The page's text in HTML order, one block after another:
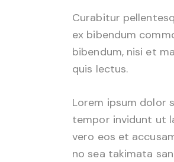
Curabitur
ex bibendum
bibendum, nisi et
quis lectus.
Lorem ipsum dolor
tempor invidunt ut
vero eos et
no sea takimata